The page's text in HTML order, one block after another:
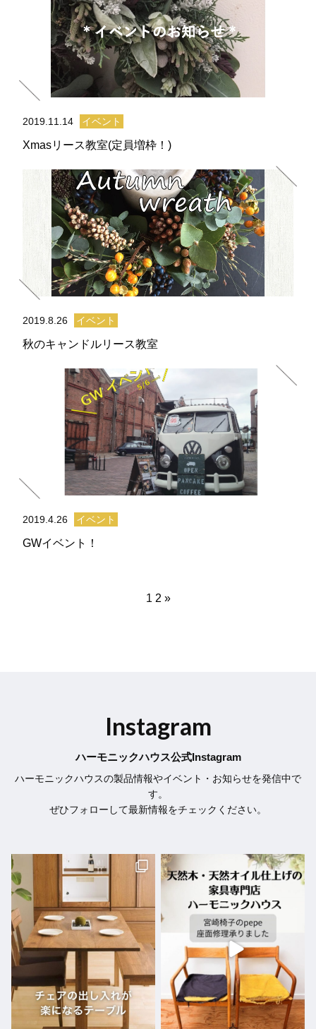
2019.11.14 イベント
Xmasリース教室(定員増枠！)
2019.8.26 イベント
秋のキャンドルリース教室
2019.4.26 イベント
GWイベント！
1 2 »
Instagram
ハーモニックハウス公式Instagram
ハーモニックハウスの製品情報やイベント・お知らせを発信中で
す。
ぜひフォローして最新情報をチェックください。